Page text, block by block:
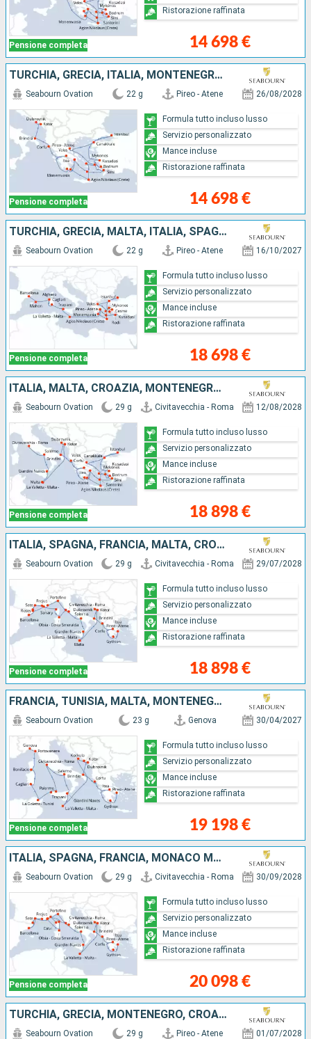
Pensione completa 14 698 €
Ristorazione raffinata
TURCHIA, GRECIA, ITALIA, MONTENEGRO, CROAZIA
Pensione completa
Seabourn Ovation 22 g Pireo - Atene 26/08/2028
14 698 €
Formula tutto incluso lusso
Servizio personalizzato
Mance incluse
Ristorazione raffinata
TURCHIA, GRECIA, MALTA, ITALIA, SPAGNA
Pensione completa
Seabourn Ovation 22 g Pireo - Atene 16/10/2027
18 698 €
Formula tutto incluso lusso
Servizio personalizzato
Mance incluse
Ristorazione raffinata
ITALIA, MALTA, CROAZIA, MONTENEGRO, TURCHIA, GRECIA
Pensione completa
Seabourn Ovation 29 g Civitavecchia - Roma 12/08/2028
18 898 €
Formula tutto incluso lusso
Servizio personalizzato
Mance incluse
Ristorazione raffinata
ITALIA, SPAGNA, FRANCIA, MALTA, CROAZIA, MONTENEGRO, GRECIA
Pensione completa
Seabourn Ovation 29 g Civitavecchia - Roma 29/07/2028
18 898 €
Formula tutto incluso lusso
Servizio personalizzato
Mance incluse
Ristorazione raffinata
FRANCIA, TUNISIA, MALTA, MONTENEGRO, CROAZIA, ITALIA, GRECIA
Pensione completa
Seabourn Ovation 23 g Genova 30/04/2027
19 198 €
Formula tutto incluso lusso
Servizio personalizzato
Mance incluse
Ristorazione raffinata
ITALIA, SPAGNA, FRANCIA, MONACO MONTE CARLO, MALTA, CROAZIA, MONTENEGRO, GRECIA
Pensione completa
Seabourn Ovation 29 g Civitavecchia - Roma 30/09/2028
20 098 €
Formula tutto incluso lusso
Servizio personalizzato
Mance incluse
Ristorazione raffinata
TURCHIA, GRECIA, MONTENEGRO, CROAZIA, SLOVENIA, MALTA, ITALIA
Seabourn Ovation 29 g Pireo - Atene 01/07/2028